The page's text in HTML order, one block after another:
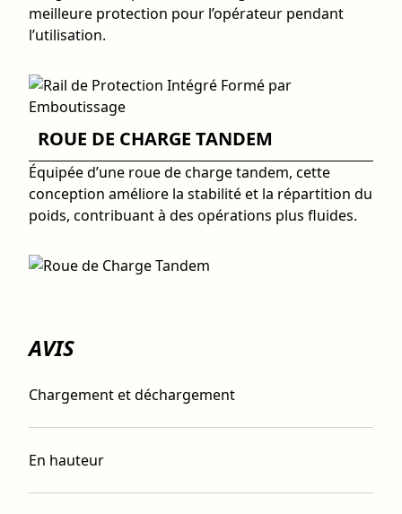
meilleure protection pour l’opérateur pendant
l’utilisation.
ROUE DE CHARGE TANDEM
Équipée d’une roue de charge tandem, cette
conception améliore la stabilité et la répartition du
poids, contribuant à des opérations plus fluides.
AVIS
Chargement et déchargement
En hauteur